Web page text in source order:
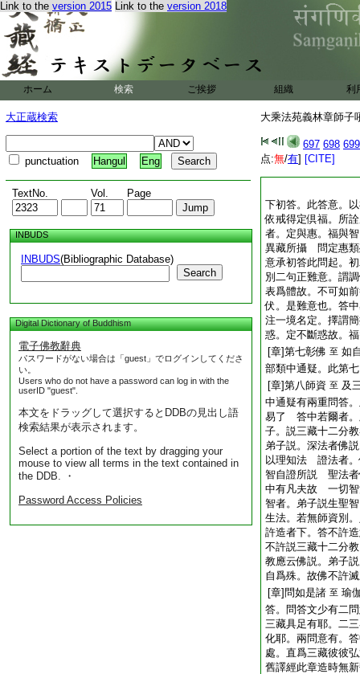
Link to the version 2015 Link to the version 2018
ホーム 検索 ご挨拶 組織 利
大正蔵検索
punctuation Hangul Eng
TextNo. Vol. Page
INBUDS
INBUDS(Bibliographic Database)
Search
Digital Dictionary of Buddhism
電子佛教辭典
パスワードがない場合は「guest」でログインしてくださ
い。
Users who do not have a password can log in with the
userID "guest".
本文をドラッグして選択するとDDBの見出し語
検索結果が表示されます。
Select a portion of the text by dragging your
mouse to view all terms in the text contained in
the DDB. ・
Password Access Policies
大乘法苑義林章師子
697 698 699
点:無/有] [CITE]
下初答。此答意。
依戒得定倶福。所
者。定與惠。福與
異藏所攝 問定惠類
意承初答此問起。
別二句正難意。謂
表爲體故。不可如
伏。是難意也。答
注一境名定。擇謂
惑。定不斷惑故。
[章]第七彰佛 至 如
部類中通疑。此第
[章]第八師資 至 及
中通疑有兩重問答
易了 答中若爾者。
子。説三藏十二分
弟子説。深法者佛
以理知法 證法者
智自證所説 聖法
中有凡夫故 一切
智者。弟子説生聖
生法。若無師資別
許造者下。答不許
不許説三藏十二分
教應云佛説。弟子
自爲殊。故佛不許
[章]問如是諸 至 瑜
答。問答文少有二
三藏具足有耶。二
化耶。兩問意有。
處。直爲三藏彼彼
舊譯經此章造時無